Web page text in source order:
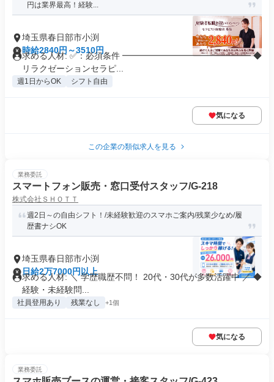
円は業界最高！経験...
埼玉県春日部市小渕
時給2840円～3510円
求める人材: ✅：必須条件 ━━━━━━━━━━━━━━━ ◆
リラクゼーションセラピ...
週1日からOK シフト自由
気になる
この企業の類似求人を見る
業務委託
スマートフォン販売・窓口受付スタッフ/G-218
株式会社ＳＨＯＴＴ
週2日～の自由シフト！/未経験歓迎のスマホご案内/残業少なめ/履
歴書ナシOK
埼玉県春日部市小渕
日給2万7000円以上
求める人材: ＼ 学歴職歴不問！ 20代・30代が多数活躍中 ／ ◆
経験・未経験問...
社員登用あり 残業なし +1個
気になる
業務委託